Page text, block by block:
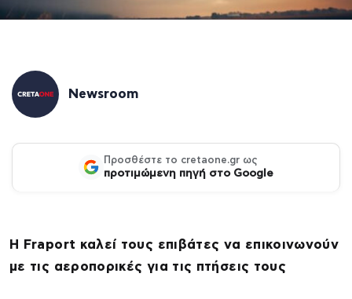
Newsroom
Προσθέστε το cretaone.gr ως
προτιμώμενη πηγή στο Google
H Fraport καλεί τους επιβάτες να επικοινωνούν
με τις αεροπορικές για τις πτήσεις τους